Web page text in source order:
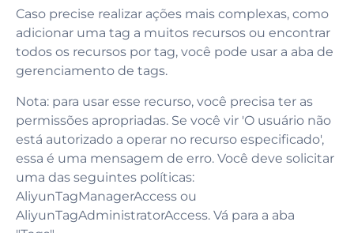
Caso precise realizar ações mais complexas, como
adicionar uma tag a muitos recursos ou encontrar
todos os recursos por tag, você pode usar a aba de
gerenciamento de tags.
Nota: para usar esse recurso, você precisa ter as
permissões apropriadas. Se você vir 'O usuário não
está autorizado a operar no recurso especificado',
essa é uma mensagem de erro. Você deve solicitar
uma das seguintes políticas:
AliyunTagManagerAccess ou
AliyunTagAdministratorAccess. Vá para a aba